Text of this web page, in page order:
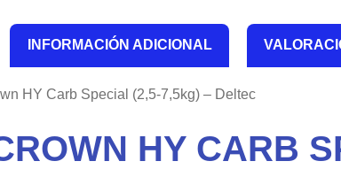
INFORMACIÓN ADICIONAL
HY Carb Special (2,5-7,5kg) – Deltec
HY CARB